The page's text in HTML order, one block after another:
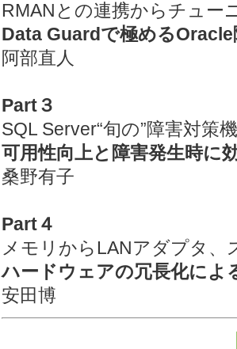
RMANとの連携からチュー
Data Guardで極めるOracle
阿部直人
Part３
SQL Server“旬の”障害対策
可用性向上と障害発生時に
桑野有子
Part４
メモリからLANアダプタ、
ハードウェアの冗長化によ
安田博